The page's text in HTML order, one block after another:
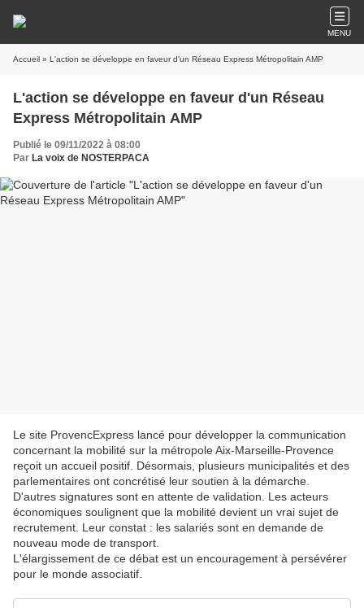
MENU
Accueil » L'action se développe en faveur d'un Réseau Express Métropolitain AMP
L'action se développe en faveur d'un Réseau
Express Métropolitain AMP
Publié le 09/11/2022 à 08:00
Par La voix de NOSTERPACA
Le site ProvencExpress lancé pour développer la communication
concernant la mobilité sur la métropole Aix-Marseille-Provence
reçoit un accueil positif. Désormais, plusieurs municipalités et des
parlementaires ont concrétisé leur soutien à la démarche.
D'autres signatures sont en attente de validation. Les acteurs
économiques soulignent que la mobilité devient un vrai sujet de
recrutement. Leur constat : les salariés sont en demande de
nouveau mode de transport.
L'élargissement de ce débat est un encouragement à persévérer
pour le monde associatif.